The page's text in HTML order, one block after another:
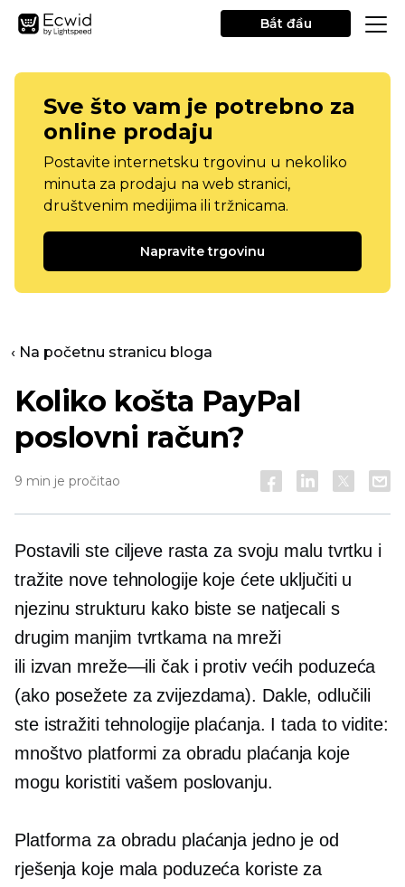
Bắt đầu
Sve što vam je potrebno za
online prodaju
Postavite internetsku trgovinu u nekoliko
minuta za prodaju na web stranici,
društvenim medijima ili tržnicama.
Napravite trgovinu
‹ Na početnu stranicu bloga
Koliko košta PayPal
poslovni račun?
9 min je pročitao
Postavili ste ciljeve rasta za svoju malu tvrtku i
tražite nove tehnologije koje ćete uključiti u
njezinu strukturu kako biste se natjecali s
drugim manjim tvrtkama na mreži
ili izvan mreže—ili čak i protiv većih poduzeća
(ako posežete za zvijezdama). Dakle, odlučili
ste istražiti tehnologije plaćanja. I tada to vidite:
mnoštvo platformi za obradu plaćanja koje
mogu koristiti vašem poslovanju.
Platforma za obradu plaćanja jedno je od
rješenja koje mala poduzeća koriste za